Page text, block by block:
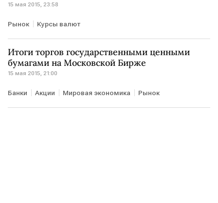
15 мая 2015, 23:58
Рынок Курсы валют
Итоги торгов государственными ценными
бумагами на Московской Бирже
15 мая 2015, 21:00
Банки Акции Мировая экономика Рынок